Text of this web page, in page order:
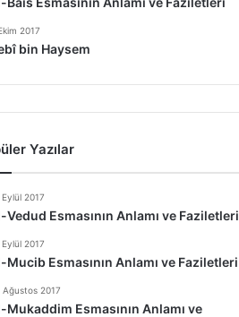
2017
bin Haysem
Yazılar
Eylül 2017
Vedud Esmasının Anlamı ve Faziletleri
Eylül 2017
Mucib Esmasının Anlamı ve Faziletleri
Ağustos 2017
Mukaddim Esmasının Anlamı ve